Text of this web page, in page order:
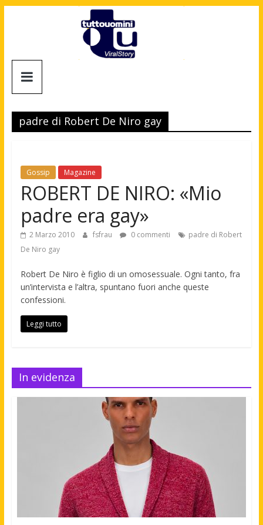
Tuttouomini
Tv,
Cinema,
news
moda
maschile
padre di Robert De Niro gay
Gossip Magazine
ROBERT DE NIRO: «Mio
padre era gay»
2 Marzo 2010 fsfrau 0 commenti
padre di Robert
De Niro gay
Robert De Niro è figlio di un omosessuale. Ogni tanto, fra
un’intervista e l’altra, spuntano fuori anche queste
confessioni.
Leggi tutto
In evidenza